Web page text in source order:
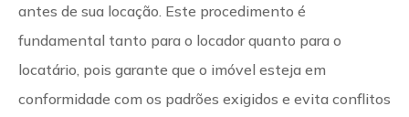
antes de sua locação. Este procedimento é
fundamental tanto para o locador quanto para o
locatário, pois garante que o imóvel esteja em
conformidade com os padrões exigidos e evita conflitos